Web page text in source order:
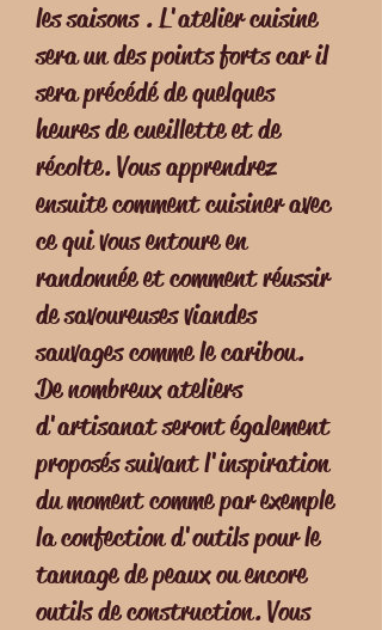
les saisons . L'atelier cuisine
sera un des points forts car il
sera précédé de quelques
heures de cueillette et de
récolte. Vous apprendrez
ensuite comment cuisiner avec
ce qui vous entoure en
randonnée et comment réussir
de savoureuses viandes
sauvages comme le caribou.
De nombreux ateliers
d'artisanat seront également
proposés suivant l'inspiration
du moment comme par exemple
la confection d'outils pour le
tannage de peaux ou encore
outils de construction. Vous